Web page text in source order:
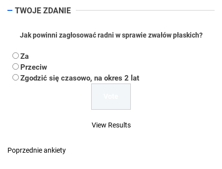
TWOJE ZDANIE
Jak powinni zagłosować radni w sprawie zwałów płaskich?
Za
Przeciw
Zgodzić się czasowo, na okres 2 lat
View Results
Poprzednie ankiety